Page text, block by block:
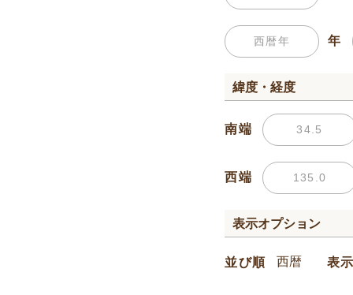
年
緯度・経度
南端
西端
表示オプション
並び順 表